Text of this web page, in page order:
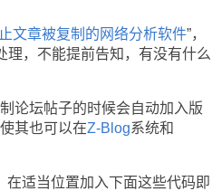
文章被复制的网络分析软件”，
，不能提前告知，有没有什么
坛帖子的时候会自动加入版
其也可以在Z-Blog系统和
适当位置加入下面这些代码即